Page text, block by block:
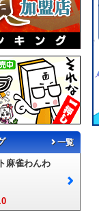
一覧
麻雀わんわ